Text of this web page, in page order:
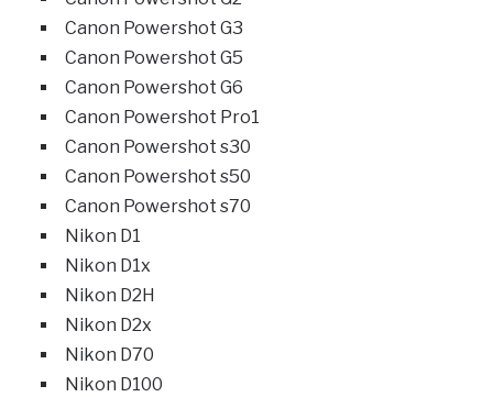
Canon Powershot G3
Canon Powershot G5
Canon Powershot G6
Canon Powershot Pro1
Canon Powershot s30
Canon Powershot s50
Canon Powershot s70
Nikon D1
Nikon D1x
Nikon D2H
Nikon D2x
Nikon D70
Nikon D100